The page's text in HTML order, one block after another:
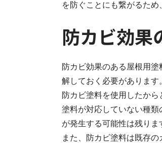
を防ぐことにも繋がるため
防カビ効果
防カビ効果のある屋根用
解しておく必要があります
防カビ塗料を使用したから
塗料が対応していない種
が発生する可能性は残りま
また、防カビ塗料は既存